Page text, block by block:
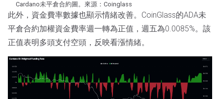
Cardano未平倉合約圖。來源：Coinglass
此外，資金費率數據也顯示情緒改善。CoinGlass的ADA未
平倉合約加權資金費率週一轉為正值，週五為0.0085%。該
正值表明多頭支付空頭，反映看漲情緒。